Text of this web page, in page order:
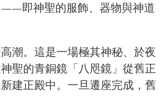
即神聖的服飾、器物與神道
潮。這是一場極其神秘、於夜
聖的青銅鏡「八咫鏡」從舊正
建正殿中。一旦遷座完成，舊